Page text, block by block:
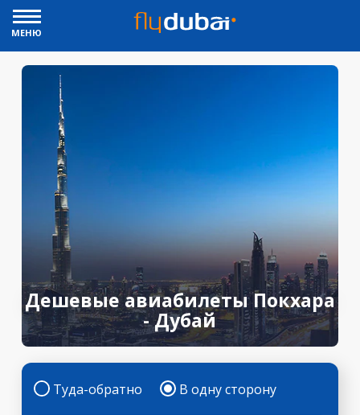
МЕНЮ
Дешевые авиабилеты Покхара
- Дубай
Туда-обратно В одну сторону